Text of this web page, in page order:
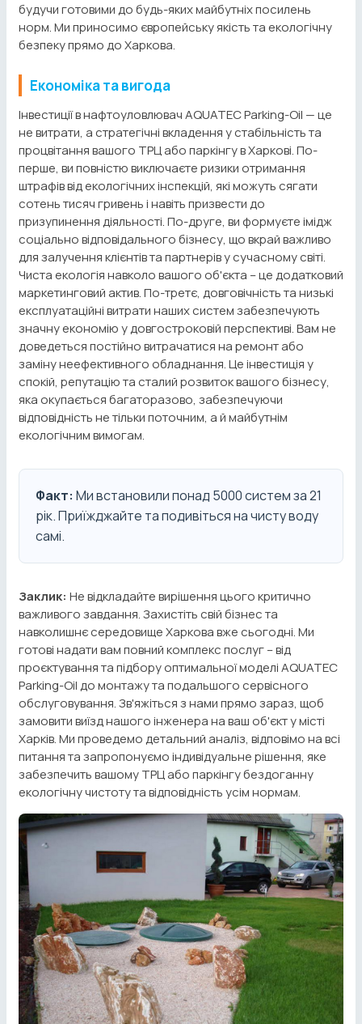
будучи готовими до будь-яких майбутніх посилень
норм. Ми приносимо європейську якість та екологічну
безпеку прямо до Харкова.
Економіка та вигода
Інвестиції в нафтоуловлювач AQUATEC Parking-Oil — це
не витрати, а стратегічні вкладення у стабільність та
процвітання вашого ТРЦ або паркінгу в Харкові. По-
перше, ви повністю виключаєте ризики отримання
штрафів від екологічних інспекцій, які можуть сягати
сотень тисяч гривень і навіть призвести до
призупинення діяльності. По-друге, ви формуєте імідж
соціально відповідального бізнесу, що вкрай важливо
для залучення клієнтів та партнерів у сучасному світі.
Чиста екологія навколо вашого об'єкта – це додатковий
маркетинговий актив. По-третє, довговічність та низькі
експлуатаційні витрати наших систем забезпечують
значну економію у довгостроковій перспективі. Вам не
доведеться постійно витрачатися на ремонт або
заміну неефективного обладнання. Це інвестиція у
спокій, репутацію та сталий розвиток вашого бізнесу,
яка окупається багаторазово, забезпечуючи
відповідність не тільки поточним, а й майбутнім
екологічним вимогам.
Факт: Ми встановили понад 5000 систем за 21
рік. Приїжджайте та подивіться на чисту воду
самі.
Заклик: Не відкладайте вирішення цього критично
важливого завдання. Захистіть свій бізнес та
навколишнє середовище Харкова вже сьогодні. Ми
готові надати вам повний комплекс послуг – від
проєктування та підбору оптимальної моделі AQUATEC
Parking-Oil до монтажу та подальшого сервісного
обслуговування. Зв'яжіться з нами прямо зараз, щоб
замовити виїзд нашого інженера на ваш об'єкт у місті
Харків. Ми проведемо детальний аналіз, відповімо на всі
питання та запропонуємо індивідуальне рішення, яке
забезпечить вашому ТРЦ або паркінгу бездоганну
екологічну чистоту та відповідність усім нормам.